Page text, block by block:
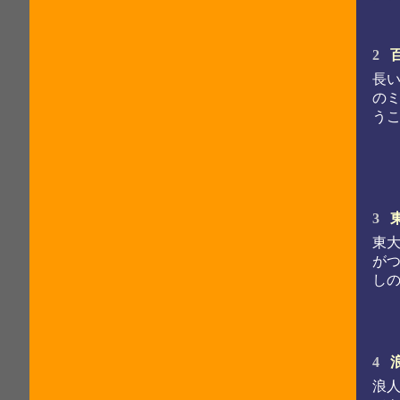
2
長
の
う
3
東
が
し
4
浪